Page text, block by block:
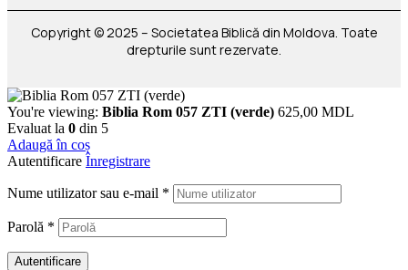
Copyright © 2025 – Societatea Biblică din Moldova. Toate
drepturile sunt rezervate.
You're viewing: Biblia Rom 057 ZTI (verde) 625,00 MDL
Evaluat la 0 din 5
Adaugă în coș
Autentificare Înregistrare
Nume utilizator sau e-mail *
Parolă *
Autentificare